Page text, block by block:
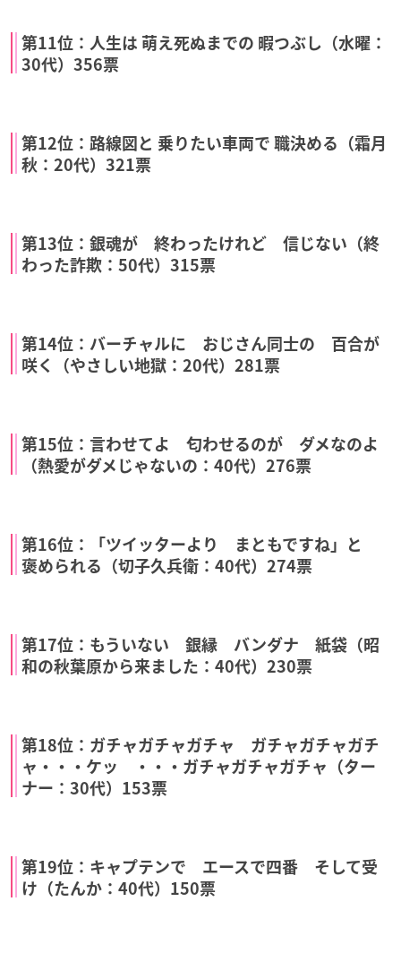
第11位：人生は 萌え死ぬまでの 暇つぶし（水曜：
30代）356票
第12位：路線図と 乗りたい車両で 職決める（霜月
秋：20代）321票
第13位：銀魂が 終わったけれど 信じない（終
わった詐欺：50代）315票
第14位：バーチャルに おじさん同士の 百合が
咲く（やさしい地獄：20代）281票
第15位：言わせてよ 匂わせるのが ダメなのよ
（熱愛がダメじゃないの：40代）276票
第16位：「ツイッターより まともですね」と
褒められる（切子久兵衛：40代）274票
第17位：もういない 銀縁 バンダナ 紙袋（昭
和の秋葉原から来ました：40代）230票
第18位：ガチャガチャガチャ ガチャガチャガチ
ャ・・・ケッ ・・・ガチャガチャガチャ（ター
ナー：30代）153票
第19位：キャプテンで エースで四番 そして受
け（たんか：40代）150票